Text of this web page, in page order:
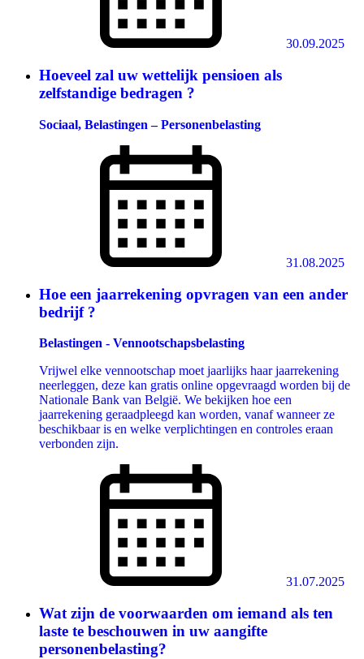
30.09.2025
Hoeveel zal uw wettelijk pensioen als
zelfstandige bedragen ?
Sociaal, Belastingen – Personenbelasting
31.08.2025
Hoe een jaarrekening opvragen van een ander
bedrijf ?
Belastingen - Vennootschapsbelasting
Vrijwel elke vennootschap moet jaarlijks haar jaarrekening
neerleggen, deze kan gratis online opgevraagd worden bij de
Nationale Bank van België. We bekijken hoe een
jaarrekening geraadpleegd kan worden, vanaf wanneer ze
beschikbaar is en welke verplichtingen en controles eraan
verbonden zijn.
31.07.2025
Wat zijn de voorwaarden om iemand als ten
laste te beschouwen in uw aangifte
personenbelasting?